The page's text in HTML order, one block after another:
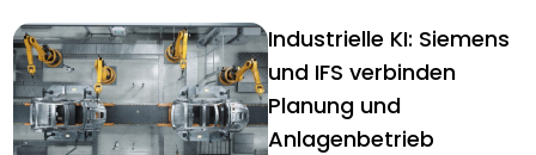
Industrielle KI: Siemens
und IFS verbinden
Planung und
Anlagenbetrieb